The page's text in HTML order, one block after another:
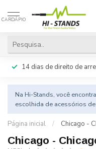
CARDÁPIO
14 dias de direito de
Na Hi-Stands, você
escolhida de acessórios
Página inicial / Chicago -
Chicago -